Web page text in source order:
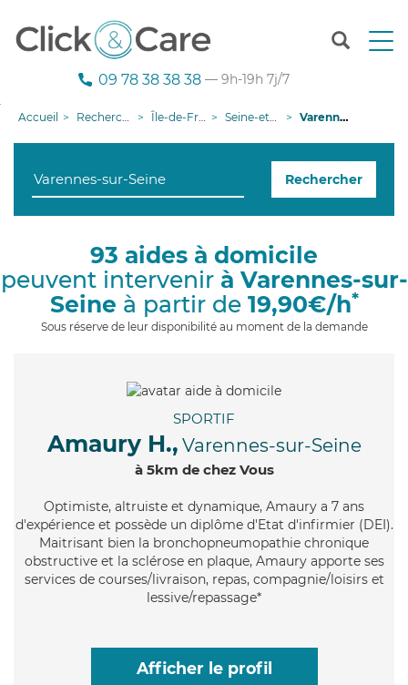
T
n
g
i
09 78 38 38 38 — 9h-19h 7j/7
Accueil Recherche aide à domicile Île-de-France Seine-et-Marne Varennes-sur-Seine
Rechercher
93 aides à domicile
peuvent intervenir à Varennes-sur-
Seine à partir de 19,90€/h*
Sous réserve de leur disponibilité au moment de la demande
SPORTIF
Amaury H., Varennes-sur-Seine
à 5km de chez Vous
Optimiste, altruiste et dynamique, Amaury a 7 ans
d'expérience et possède un diplôme d'Etat d'infirmier (DEI).
Maitrisant bien la bronchopneumopathie chronique
obstructive et la sclérose en plaque, Amaury apporte ses
services de courses/livraison, repas, compagnie/loisirs et
lessive/repassage*
Afficher le profil